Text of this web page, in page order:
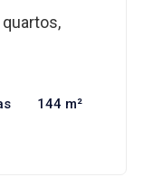
144 m²